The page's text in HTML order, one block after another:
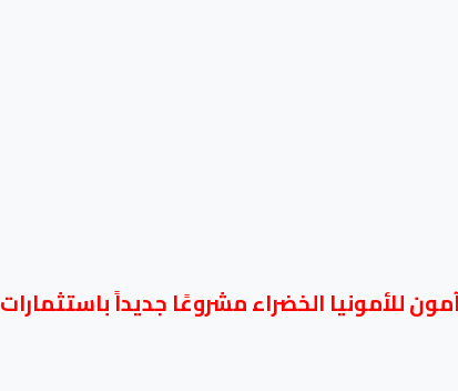
الخضراء مشروعًا جديداً باستثمارات 5 مليارات دولار